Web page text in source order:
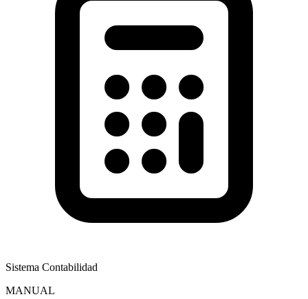
Sistema Contabilidad
MANUAL